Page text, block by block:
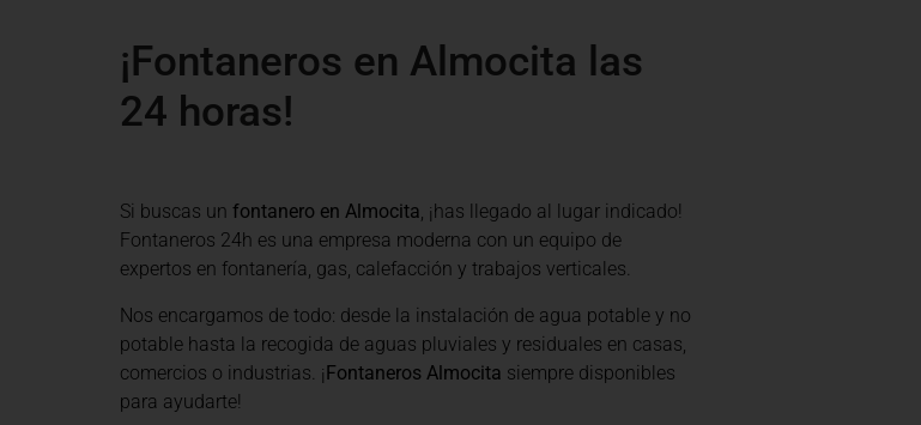
¡Fontaneros en Almocita las
24 horas!
Si buscas un fontanero en Almocita, ¡has llegado al lugar indicado!
Fontaneros 24h es una empresa moderna con un equipo de
expertos en fontanería, gas, calefacción y trabajos verticales.
Nos encargamos de todo: desde la instalación de agua potable y no
potable hasta la recogida de aguas pluviales y residuales en casas,
comercios o industrias. ¡Fontaneros Almocita siempre disponibles
para ayudarte!